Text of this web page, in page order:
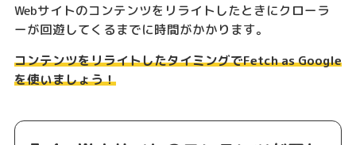
Webサイトのコンテンツをリライトしたときにクローラ
ーが回遊してくるまでに時間がかかります。
コンテンツをリライトしたタイミングでFetch as Google
を使いましょう！